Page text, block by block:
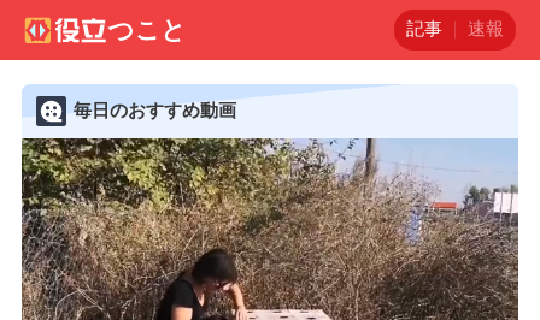
記事 速報
毎日のおすすめ動画